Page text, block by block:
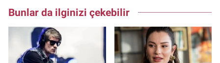
Bunlar da ilginizi çekebilir